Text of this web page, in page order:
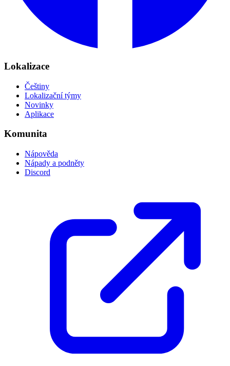
Lokalizace
Češtiny
Lokalizační týmy
Novinky
Aplikace
Komunita
Nápověda
Nápady a podněty
Discord